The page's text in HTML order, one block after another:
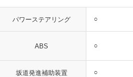
パワーステアリング ○
ABS ○
坂道発進補助装置 ○